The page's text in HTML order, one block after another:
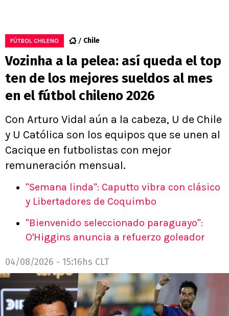
FÚTBOL CHILENO Chile
Vozinha a la pelea: así queda el top
ten de los mejores sueldos al mes
en el fútbol chileno 2026
Con Arturo Vidal aún a la cabeza, U de Chile
y U Católica son los equipos que se unen al
Cacique en futbolistas con mejor
remuneración mensual.
"Semana linda": Caputto vibra con clásico
y Libertadores de Coquimbo
"Bienvenido seleccionado paraguayo":
O'Higgins anuncia a refuerzo goleador
04/08/2026 - 15:16hs CLT